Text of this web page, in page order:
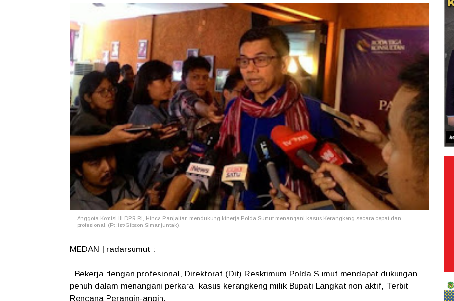
Anggota Komisi III DPR RI, Hinca Panjaitan mendukung kinerja Polda Sumut menangani kasus Kerangkeng secara cepat dan
profesional. (Ft :ist/Gibson Simanjuntak).
MEDAN | radarsumut :
Bekerja dengan profesional, Direktorat (Dit) Reskrimum Polda Sumut mendapat dukungan
penuh dalam menangani perkara kasus kerangkeng milik Bupati Langkat non aktif, Terbit
Rencana Perangin-angin.